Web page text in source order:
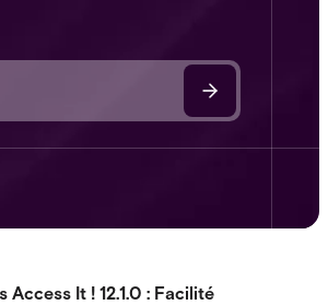
It ! 12.1.0 : Facilité